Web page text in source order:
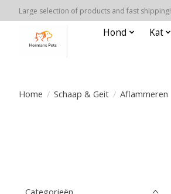
Large selection of products and fast shipping!
Hond Kat
Home / Schaap & Geit / Aflammeren
Categorieën